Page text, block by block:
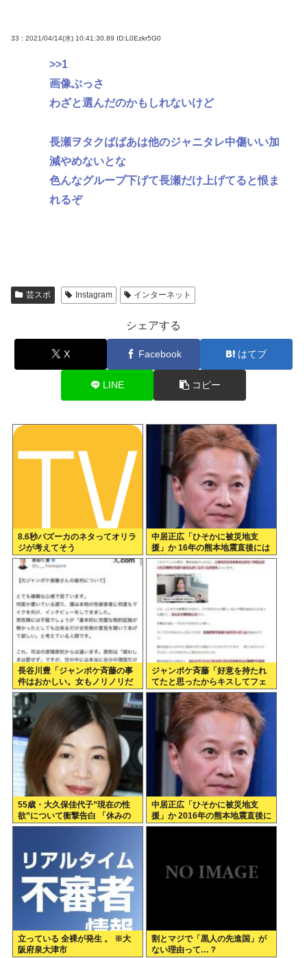
33 : 2021/04/14(水) 10:41:30.89 ID:L0Ezkr5G0
>>1
画像ぶっさ
わざと選んだのかもしれないけど
長瀬ヲタクばばあは他のジャニタレ中傷いい加
減やめないとな
色んなグループ下げて長瀬だけ上げてると恨ま
れるぞ
芸スポ Instagram インターネット
シェアする
X Facebook はてブ
LINE コピー
8.6秒バズーカのネタってオリラ
ジが考えてそう
中居正広「ひそかに被災地支
援」か 16年の熊本地震直後には
現地で炊き出し “誰にも知られ
なくて良い”と、強まる福祉活動
への思い
長谷川豊「ジャンポケ斉藤の事
件はおかしい。女もノリノリだ
った冤罪だろ」
ジャンポケ斉藤「好意を持たれ
てたと思ったからキスしてフェ
ラさせただけ」これセーフで
55歳・大久保佳代子”現在の性
欲”について衝撃告白 「休みの
日とかそうだね、だいたい…」
中居正広「ひそかに被災地支
援」か 2016年の熊本地震直後に
は現地で炊き出し 親友・松本人
立っている 全裸が発生 。 ※大
阪府泉大津市
割とマジで「黒人の先進国」が
ない理由って…？